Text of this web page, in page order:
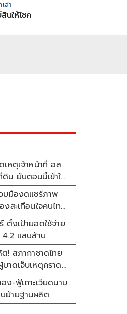
ล่า
นให้โชค
หตุเจ้าหน้าที่ อส.
น ยันตอนนี้เข้าใจ
มมืองดแชร์ภาพ
งสะเทือนใจคนไทย
ตั้งเป้ายอดใช้จ่าย
4.2 แสนล้าน
ต! สภากาชาดไทย
าดเจ็บเหตุกราด
ง-ฟู้เถาะเวียดนาม
ย้ายฐานผลิต